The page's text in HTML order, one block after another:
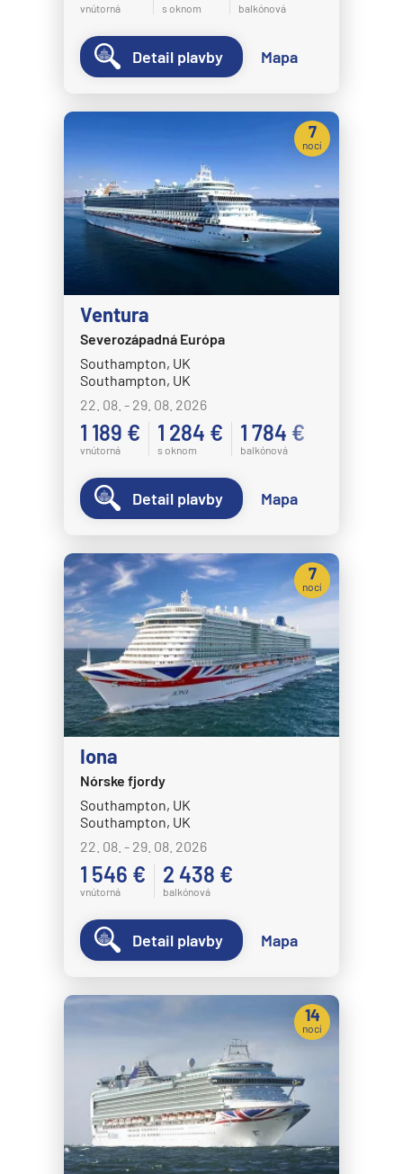
vnútorná s oknom balkónová
Detail plavby Mapa
Ventura
Severozápadná Európa
Southampton, UK
Southampton, UK
22. 08. - 29. 08. 2026
1 189 €
vnútorná
1 284 €
s oknom
1 784 €
balkónová
7
nocí
Detail plavby Mapa
Iona
Nórske fjordy
Southampton, UK
Southampton, UK
22. 08. - 29. 08. 2026
1 546 €
vnútorná
2 438 €
balkónová
7
nocí
Detail plavby Mapa
14
nocí